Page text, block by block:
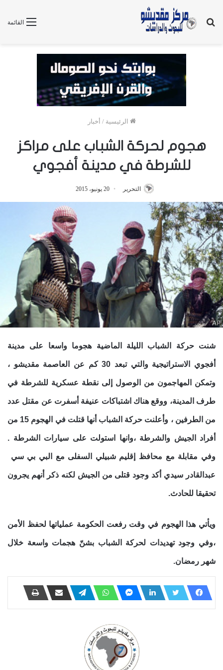
القائمة
بحث
الرئيسية / أخبار
هجوم لحركة الشباب على مراكز
للشرطة في مدينة أفجوي
التحرير 20 يونيو، 2015
شنت حركة الشباب الليلة الماضية هجوما واسعا على مدينة
أفجوي الاستراتيجية والتي تبعد 30 كم عن العاصمة مقديشو ،
وتمكن المهاجمون من الوصول إلى نقطة عسكرية للشرطة في
طرف المدينة، ووقع هناك اشتباكات عنيفة أسفرت عن مقتل عدد
من الطرفين ، وأعلنت حركة الشباب أنها قتلت في الهجوم 15 من
أفراد الجيش والشرطة ،وانها استولت على سيارات الشرطة .
وفي مقابلة مع محافظ إقليم شبيلي السفلى مع البي بي سي
عبدالقادر سيدي أكد وجود قتلى من الجيش لكنه ذكر أنهم يجرون
تحقيقا للحادث.
ويأتي هذا الهجوم في وقت رفعت الحكومة عملياتها لحفظ الأمن
،وفي وجود تهديدات لحركة الشباب بشنّ هجمات واسعة خلال
شهر رمضان.